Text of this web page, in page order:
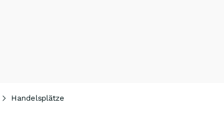
Handelsplätze